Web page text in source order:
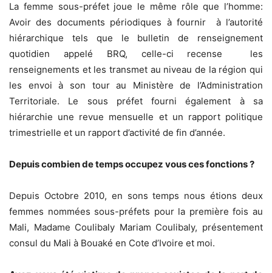
La femme sous-préfet joue le même rôle que l’homme:
Avoir des documents périodiques à fournir à l’autorité
hiérarchique tels que le bulletin de renseignement
quotidien appelé BRQ, celle-ci recense les
renseignements et les transmet au niveau de la région qui
les envoi à son tour au Ministère de l’Administration
Territoriale. Le sous préfet fourni également à sa
hiérarchie une revue mensuelle et un rapport politique
trimestrielle et un rapport d’activité de fin d’année.
Depuis combien de temps occupez vous ces fonctions ?
Depuis Octobre 2010, en sons temps nous étions deux
femmes nommées sous-préfets pour la première fois au
Mali, Madame Coulibaly Mariam Coulibaly, présentement
consul du Mali à Bouaké en Cote d’Ivoire et moi.